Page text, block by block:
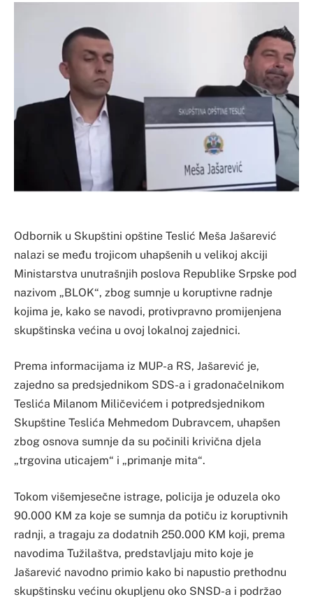
Odbornik u Skupštini opštine Teslić Meša Jašarević
nalazi se među trojicom uhapšenih u velikoj akciji
Ministarstva unutrašnjih poslova Republike Srpske pod
nazivom „BLOK“, zbog sumnje u koruptivne radnje
kojima je, kako se navodi, protivpravno promijenjena
skupštinska većina u ovoj lokalnoj zajednici.
Prema informacijama iz MUP-a RS, Jašarević je,
zajedno sa predsjednikom SDS-a i gradonačelnikom
Teslića Milanom Miličevićem i potpredsjednikom
Skupštine Teslića Mehmedom Dubravcem, uhapšen
zbog osnova sumnje da su počinili krivična djela
„trgovina uticajem“ i „primanje mita“.
Tokom višemjesečne istrage, policija je oduzela oko
90.000 KM za koje se sumnja da potiču iz koruptivnih
radnji, a tragaju za dodatnih 250.000 KM koji, prema
navodima Tužilaštva, predstavljaju mito koje je
Jašarević navodno primio kako bi napustio prethodnu
skupštinsku većinu okupljenu oko SNSD-a i podržao